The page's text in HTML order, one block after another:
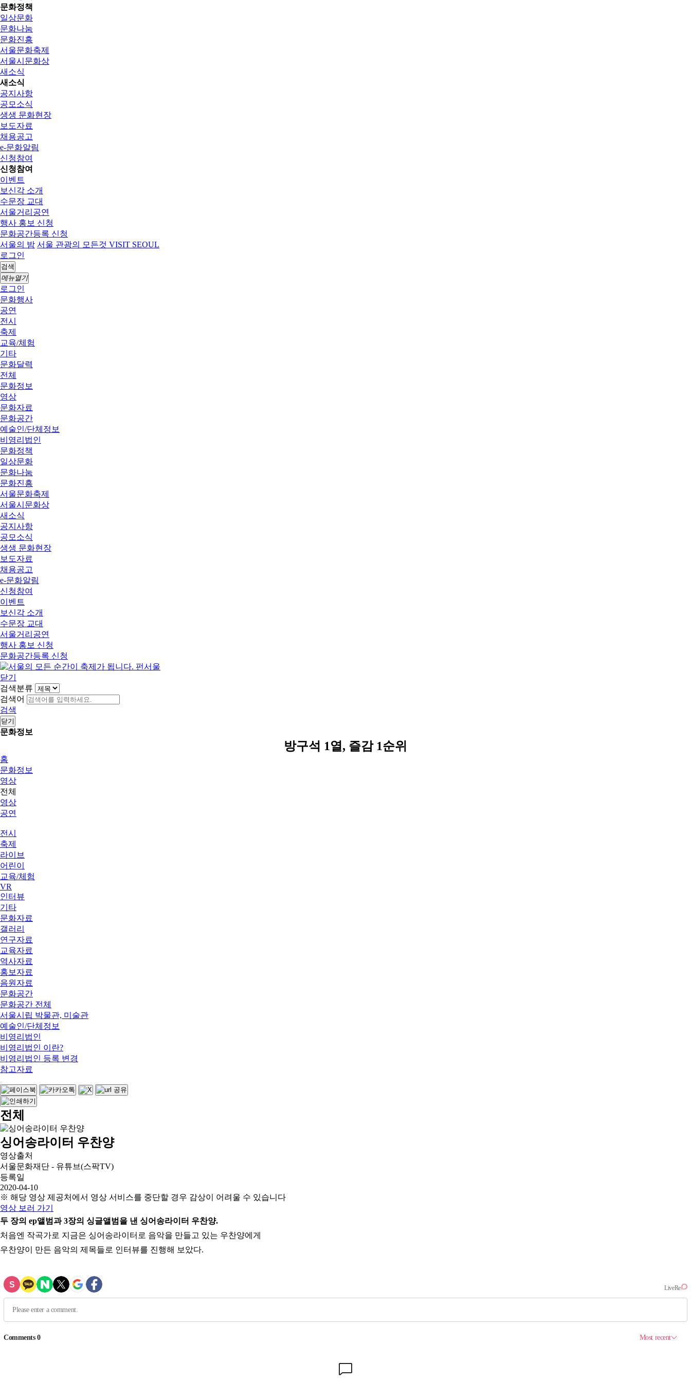
문화정책
일상문화
문화나눔
문화진흥
서울문화축제
서울시문화상
새소식
새소식
공지사항
공모소식
생생 문화현장
보도자료
채용공고
e-문화알림
신청참여
신청참여
이벤트
보신각 소개
수문장 교대
서울거리공연
행사 홍보 신청
문화공간등록 신청
서울의 밤 서울 관광의 모든것 VISIT SEOUL
로그인
검색
메뉴열기
로그인
문화행사
공연
전시
축제
교육/체험
기타
문화달력
전체
문화정보
영상
문화자료
문화공간
예술인/단체정보
비영리법인
문화정책
일상문화
문화나눔
문화진흥
서울문화축제
서울시문화상
새소식
공지사항
공모소식
생생 문화현장
보도자료
채용공고
e-문화알림
신청참여
이벤트
보신각 소개
수문장 교대
서울거리공연
행사 홍보 신청
문화공간등록 신청
닫기
검색분류
검색어
검색
닫기
문화정보
방구석 1열, 즐감 1순위
홈
문화정보
영상
전체
영상
공연
전시
축제
라이브
어린이
교육/체험
VR
인터뷰
기타
문화자료
갤러리
연구자료
교육자료
역사자료
홍보자료
음원자료
문화공간
문화공간 전체
서울시립 박물관, 미술관
예술인/단체정보
비영리법인
비영리법인 이란?
비영리법인 등록 변경
참고자료
전체
싱어송라이터 우찬양
영상출처
서울문화재단 - 유튜브(스팍TV)
등록일
2020-04-10
※ 해당 영상 제공처에서 영상 서비스를 중단할 경우 감상이 어려울 수 있습니다
영상 보러 가기
두 장의 ep앨범과 3장의 싱글앨범을 낸 싱어송라이터 우찬양.
처음엔 작곡가로 지금은 싱어송라이터로 음악을 만들고 있는 우찬양에게
우찬양이 만든 음악의 제목들로 인터뷰를 진행해 보았다.